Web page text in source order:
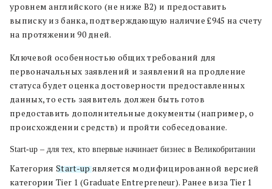
уровнем английского (не ниже B2) и предоставить
выписку из банка, подтверждающую наличие £945 на счету
на протяжении 90 дней.
Ключевой особенностью общих требований для
первоначальных заявлений и заявлений на продление
статуса будет оценка достоверности предоставленных
данных, то есть заявитель должен быть готов
предоставить дополнительные документы (например, о
происхождении средств) и пройти собеседование.
Start-up – для тех, кто впервые начинает бизнес в Великобритании
КатегорияStart-upявляется модифицированной версией
категории Tier 1 (Graduate Entrepreneur). Ранее виза Tier 1